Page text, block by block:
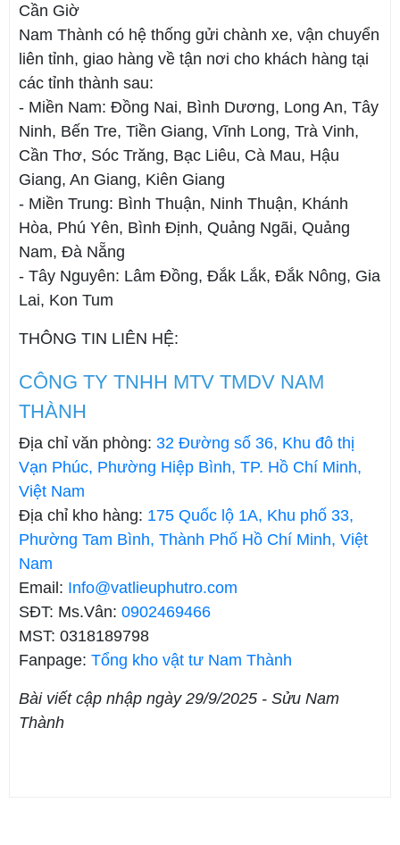
Cần Giờ
Nam Thành có hệ thống gửi chành xe, vận chuyển
liên tỉnh, giao hàng về tận nơi cho khách hàng tại
các tỉnh thành sau:
- Miền Nam: Đồng Nai, Bình Dương, Long An, Tây
Ninh, Bến Tre, Tiền Giang, Vĩnh Long, Trà Vinh,
Cần Thơ, Sóc Trăng, Bạc Liêu, Cà Mau, Hậu
Giang, An Giang, Kiên Giang
- Miền Trung: Bình Thuận, Ninh Thuận, Khánh
Hòa, Phú Yên, Bình Định, Quảng Ngãi, Quảng
Nam, Đà Nẵng
- Tây Nguyên: Lâm Đồng, Đắk Lắk, Đắk Nông, Gia
Lai, Kon Tum
THÔNG TIN LIÊN HỆ:
CÔNG TY TNHH MTV TMDV NAM
THÀNH
Địa chỉ văn phòng: 32 Đường số 36, Khu đô thị
Vạn Phúc, Phường Hiệp Bình, TP. Hồ Chí Minh,
Việt Nam
Địa chỉ kho hàng: 175 Quốc lộ 1A, Khu phố 33,
Phường Tam Bình, Thành Phố Hồ Chí Minh, Việt
Nam
Email: Info@vatlieuphutro.com
SĐT: Ms.Vân: 0902469466
MST: 0318189798
Fanpage: Tổng kho vật tư Nam Thành
Bài viết cập nhập ngày 29/9/2025 - Sửu Nam
Thành